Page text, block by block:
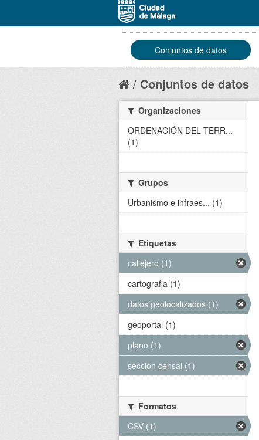
Conjuntos de datos
Conjuntos de datos
Organizaciones
ORDENACIÓN DEL TERR...
(1)
Grupos
Urbanismo e infraes... (1)
Etiquetas
callejero (1)
cartografia (1)
datos geolocalizados (1)
geoportal (1)
plano (1)
sección censal (1)
Formatos
CSV (1)